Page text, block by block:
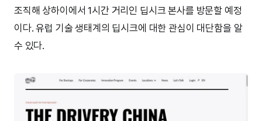
조직해 상하이에서 1시간 거리인 딥시크 본사를 방문할 예정
이다. 유럽 기술 생태계의 딥시크에 대한 관심이 대단함을 알
수 있다.